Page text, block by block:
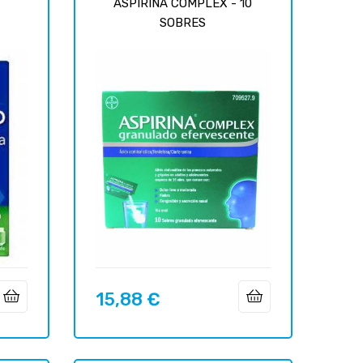
ASPIRINA COMPLEX - 10
SOBRES
Prix
15,88 €